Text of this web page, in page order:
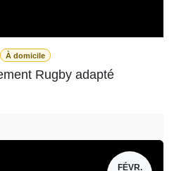
À domicile
Rugby adapté
FÉVR.